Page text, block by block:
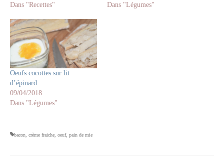
Dans "Recettes"
Dans "Légumes"
Oeufs cocottes sur lit
d’épinard
09/04/2018
Dans "Légumes"
bacon crème fraiche oeuf, pain de mie